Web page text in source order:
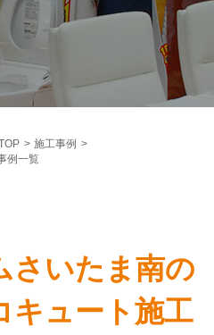
> 施工事例 >
例一覧
さいたま南の
キュート施工